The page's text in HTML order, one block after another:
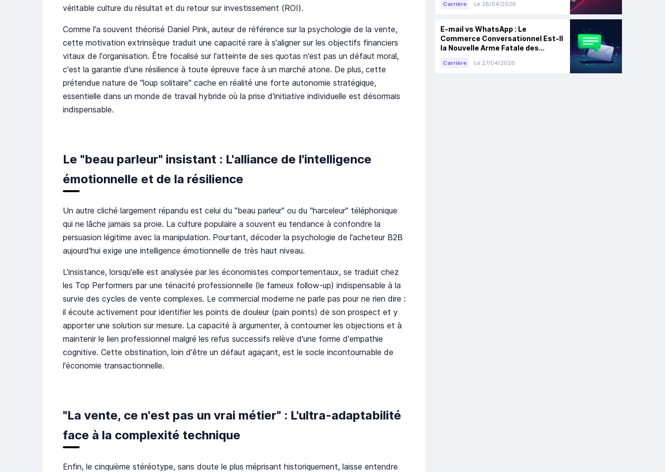
véritable culture du résultat et du retour sur investissement (ROI).
Comme l'a souvent théorisé Daniel Pink, auteur de référence sur la psychologie de la vente,
cette motivation extrinsèque traduit une capacité rare à s'aligner sur les objectifs financiers
vitaux de l'organisation. Être focalisé sur l'atteinte de ses quotas n'est pas un défaut moral,
c'est la garantie d'une résilience à toute épreuve face à un marché atone. De plus, cette
prétendue nature de "loup solitaire" cache en réalité une forte autonomie stratégique,
essentielle dans un monde de travail hybride où la prise d'initiative individuelle est désormais
indispensable.
Le "beau parleur" insistant : L'alliance de l'intelligence
émotionnelle et de la résilience
Un autre cliché largement répandu est celui du "beau parleur" ou du "harceleur" téléphonique
qui ne lâche jamais sa proie. La culture populaire a souvent eu tendance à confondre la
persuasion légitime avec la manipulation. Pourtant, décoder la psychologie de l'acheteur B2B
aujourd'hui exige une intelligence émotionnelle de très haut niveau.
L'insistance, lorsqu'elle est analysée par les économistes comportementaux, se traduit chez
les Top Performers par une ténacité professionnelle (le fameux follow-up) indispensable à la
survie des cycles de vente complexes. Le commercial moderne ne parle pas pour ne rien dire :
il écoute activement pour identifier les points de douleur (pain points) de son prospect et y
apporter une solution sur mesure. La capacité à argumenter, à contourner les objections et à
maintenir le lien professionnel malgré les refus successifs relève d'une forme d'empathie
cognitive. Cette obstination, loin d'être un défaut agaçant, est le socle incontournable de
l'économie transactionnelle.
"La vente, ce n'est pas un vrai métier" : L'ultra-adaptabilité
face à la complexité technique
Enfin, le cinquième stéréotype, sans doute le plus méprisant historiquement, laisse entendre
Carrière Le 28/04/2026
E-mail vs WhatsApp : Le
Commerce Conversationnel Est-Il
la Nouvelle Arme Fatale des
Carrière Le 27/04/2026